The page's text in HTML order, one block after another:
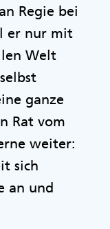
Regie bei
er nur mit
Welt
ganze
Rat vom
weiter:
sich
an und